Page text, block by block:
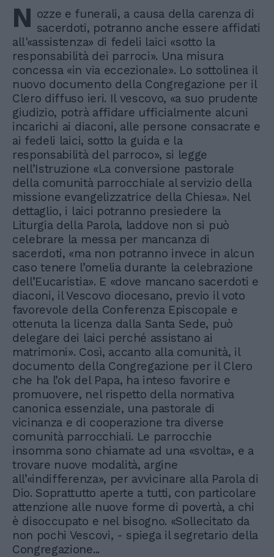
N ozze e funerali, a causa della carenza di
sacerdoti, potranno anche essere affidati
all'«assistenza» di fedeli laici «sotto la
responsabilità dei parroci». Una misura
concessa «in via eccezionale». Lo sottolinea il
nuovo documento della Congregazione per il
Clero diffuso ieri. Il vescovo, «a suo prudente
giudizio, potrà affidare ufficialmente alcuni
incarichi ai diaconi, alle persone consacrate e
ai fedeli laici, sotto la guida e la
responsabilità del parroco», si legge
nell’Istruzione «La conversione pastorale
della comunità parrocchiale al servizio della
missione evangelizzatrice della Chiesa». Nel
dettaglio, i laici potranno presiedere la
Liturgia della Parola, laddove non si può
celebrare la messa per mancanza di
sacerdoti, «ma non potranno invece in alcun
caso tenere l’omelia durante la celebrazione
dell’Eucaristia». E «dove mancano sacerdoti e
diaconi, il Vescovo diocesano, previo il voto
favorevole della Conferenza Episcopale e
ottenuta la licenza dalla Santa Sede, può
delegare dei laici perché assistano ai
matrimoni». Così, accanto alla comunità, il
documento della Congregazione per il Clero
che ha l’ok del Papa, ha inteso favorire e
promuovere, nel rispetto della normativa
canonica essenziale, una pastorale di
vicinanza e di cooperazione tra diverse
comunità parrocchiali. Le parrocchie
insomma sono chiamate ad una «svolta», e a
trovare nuove modalità, argine
all’«indifferenza», per avvicinare alla Parola di
Dio. Soprattutto aperte a tutti, con particolare
attenzione alle nuove forme di povertà, a chi
è disoccupato e nel bisogno. «Sollecitato da
non pochi Vescovi, - spiega il segretario della
Congregazione...